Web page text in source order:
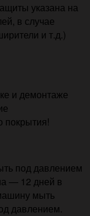
указана на
в случае
и т.д.)
и демонтаже
покрытия!
под давлением
— 12 дней в
мыть
давлением.